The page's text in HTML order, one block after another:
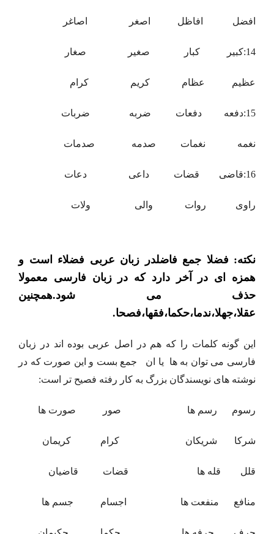
افضل افاظل اصغر اصاغر
14:کبیر کبار صغیر صغار
عظیم عظام کریم کرام
15:دفعه دفعات ضربه ضربات
نغمه نغمات صدمه صدمات
16:قاضی قضات داعی دعات
راوی روات والی ولات
نکته: فضلا جمع فاضلدر زبان عربی فضلاء است و
همزه ای در آخر دارد که در زبان فارسی معمولا
حذف می شود.همچنین
عقلا،جهلا،ندما،حکما،فقها،فصحا.
این گونه کلمات را که هم در اصل عربی بوده اند در زبان
فارسی می توان به ها یا ان جمع بست و این صورت که در
نوشته های نویسندگان بزرگ به کار رفته فصیح تر است:
رسوم رسم ها صور صورت ها
شرکا شریکان کرام کریمان
قلل قله ها قضات قاضیان
منافع منفعت ها اجسام جسم ها